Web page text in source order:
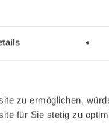
zu ermöglichen,
für Sie stetig zu